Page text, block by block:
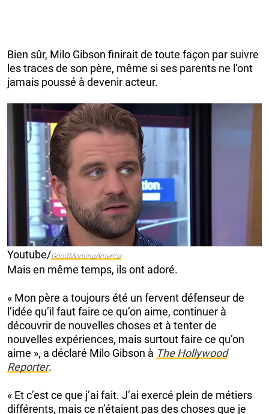
Bien sûr, Milo Gibson finirait de toute façon par suivre
les traces de son père, même si ses parents ne l’ont
jamais poussé à devenir acteur.
Youtube/GoodMorningAmerica
Mais en même temps, ils ont adoré.
« Mon père a toujours été un fervent défenseur de
l’idée qu’il faut faire ce qu’on aime, continuer à
découvrir de nouvelles choses et à tenter de
nouvelles expériences, mais surtout faire ce qu’on
aime », a déclaré Milo Gibson à The Hollywood
Reporter.
« Et c’est ce que j’ai fait. J’ai exercé plein de métiers
différents, mais ce n’étaient pas des choses que je